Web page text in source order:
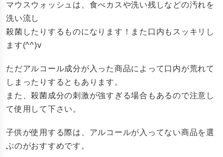
マウスウォッシュは、食べカスや洗い残しなどの汚れを
洗い流し
殺菌したりするものになります！また口内もスッキリし
ます(^^)v
ただアルコール成分が入った商品によって口内が荒れて
しまったりするともあります。
また、殺菌成分の刺激が強すぎる場合もあるので注意し
て使用して下さい。
子供が使用する際は、アルコールが入ってない商品を選
ぶのがおすすめです。